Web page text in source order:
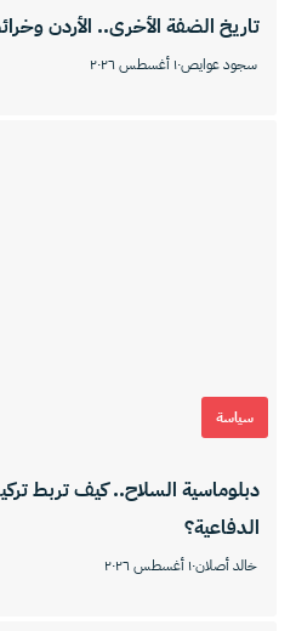
تاريخ الضفة الأخرى.. الأردن
سجود عوايص١٠ أغسطس ٢٠٢٦
سياسة
دبلوماسية السلاح.. كيف تربط
الدفاعية؟
خالد أصلان١٠ أغسطس ٢٠٢٦